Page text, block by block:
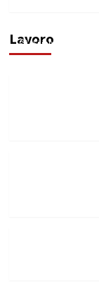
Lavoro
di un
Filippo Cardinale